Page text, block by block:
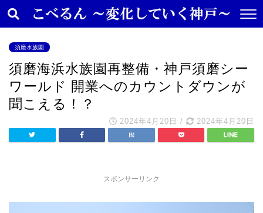
須磨水族園
須磨海浜水族園再整備・神戸須磨シー
ワールド 開業へのカウントダウンが
聞こえる！？
2024年4月20日 / 2024年4月20日
スポンサーリンク